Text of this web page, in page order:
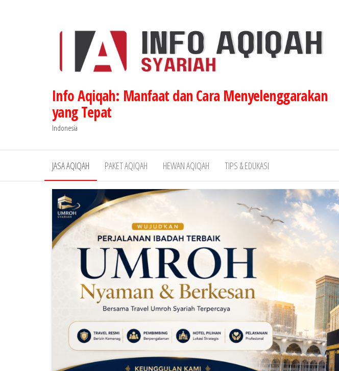
Info Aqiqah: Manfaat dan Cara Menyelenggarakan
yang Tepat
Indonesia
JASA AQIQAH PAKET AQIQAH HEWAN AQIQAH TIPS & EDUKASI